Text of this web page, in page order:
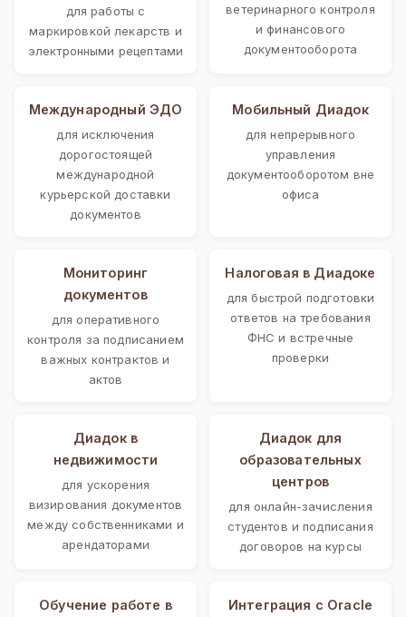
для работы с
маркировкой лекарств и
электронными рецептами
ветеринарного контроля
и финансового
документооборота
Международный ЭДО
для исключения
дорогостоящей
международной
курьерской доставки
документов
Мобильный Диадок
для непрерывного
управления
документооборотом вне
офиса
Мониторинг
документов
для оперативного
контроля за подписанием
важных контрактов и
актов
Налоговая в Диадоке
для быстрой подготовки
ответов на требования
ФНС и встречные
проверки
Диадок в
недвижимости
для ускорения
визирования документов
между собственниками и
арендаторами
Диадок для
образовательных
центров
для онлайн-зачисления
студентов и подписания
договоров на курсы
Обучение работе в
Интеграция с Oracle